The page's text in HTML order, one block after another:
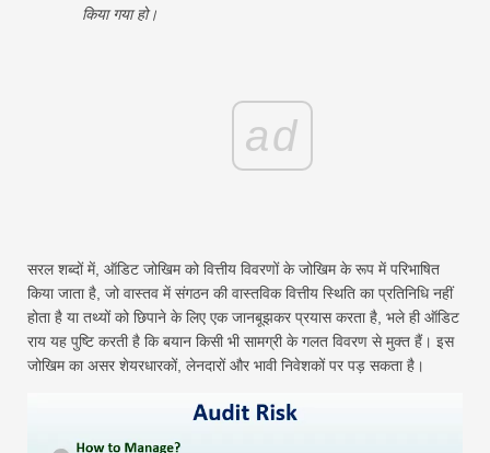
किया गया हो।
ad
सरल शब्दों में, ऑडिट जोखिम को वित्तीय विवरणों के जोखिम के रूप में परिभाषित
किया जाता है, जो वास्तव में संगठन की वास्तविक वित्तीय स्थिति का प्रतिनिधि नहीं
होता है या तथ्यों को छिपाने के लिए एक जानबूझकर प्रयास करता है, भले ही ऑडिट
राय यह पुष्टि करती है कि बयान किसी भी सामग्री के गलत विवरण से मुक्त हैं। इस
जोखिम का असर शेयरधारकों, लेनदारों और भावी निवेशकों पर पड़ सकता है।